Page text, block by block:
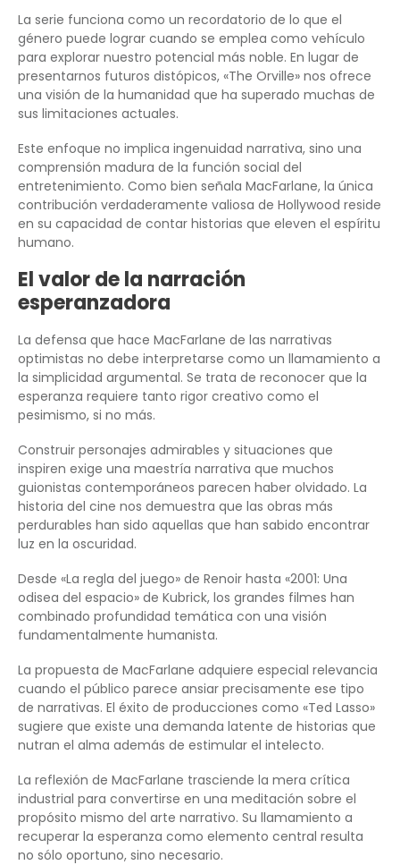
La serie funciona como un recordatorio de lo que el
género puede lograr cuando se emplea como vehículo
para explorar nuestro potencial más noble. En lugar de
presentarnos futuros distópicos, «The Orville» nos ofrece
una visión de la humanidad que ha superado muchas de
sus limitaciones actuales.
Este enfoque no implica ingenuidad narrativa, sino una
comprensión madura de la función social del
entretenimiento. Como bien señala MacFarlane, la única
contribución verdaderamente valiosa de Hollywood reside
en su capacidad de contar historias que eleven el espíritu
humano.
El valor de la narración
esperanzadora
La defensa que hace MacFarlane de las narrativas
optimistas no debe interpretarse como un llamamiento a
la simplicidad argumental. Se trata de reconocer que la
esperanza requiere tanto rigor creativo como el
pesimismo, si no más.
Construir personajes admirables y situaciones que
inspiren exige una maestría narrativa que muchos
guionistas contemporáneos parecen haber olvidado. La
historia del cine nos demuestra que las obras más
perdurables han sido aquellas que han sabido encontrar
luz en la oscuridad.
Desde «La regla del juego» de Renoir hasta «2001: Una
odisea del espacio» de Kubrick, los grandes filmes han
combinado profundidad temática con una visión
fundamentalmente humanista.
La propuesta de MacFarlane adquiere especial relevancia
cuando el público parece ansiar precisamente ese tipo
de narrativas. El éxito de producciones como «Ted Lasso»
sugiere que existe una demanda latente de historias que
nutran el alma además de estimular el intelecto.
La reflexión de MacFarlane trasciende la mera crítica
industrial para convertirse en una meditación sobre el
propósito mismo del arte narrativo. Su llamamiento a
recuperar la esperanza como elemento central resulta
no sólo oportuno, sino necesario.